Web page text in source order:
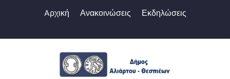
Aρχική Ανακοινώσεις Εκδηλώσεις